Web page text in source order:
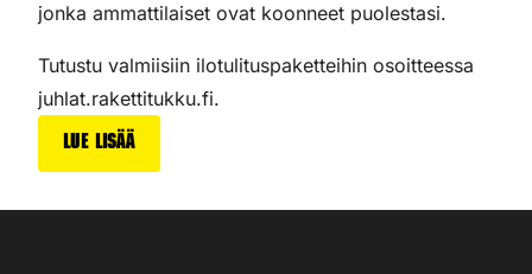
jonka ammattilaiset ovat koonneet puolestasi.
Tutustu valmiisiin ilotulituspaketteihin osoitteessa
juhlat.rakettitukku.fi.
Lue lisää